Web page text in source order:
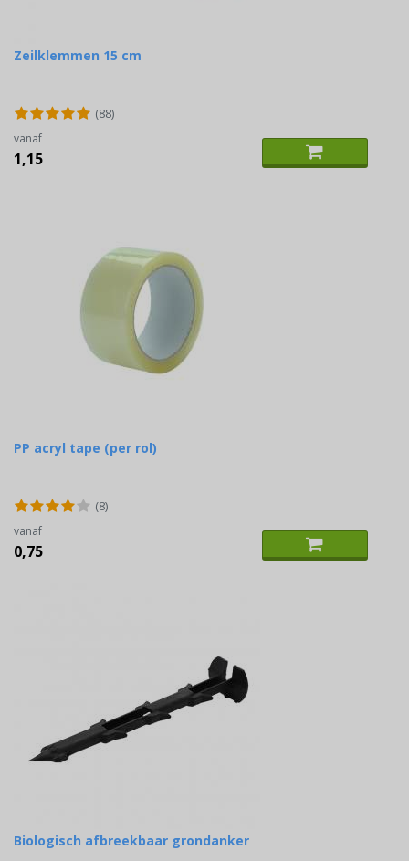
Zeilklemmen 15 cm
(88)
vanaf
1,15
PP acryl tape (per rol)
(8)
vanaf
0,75
Biologisch afbreekbaar grondanker